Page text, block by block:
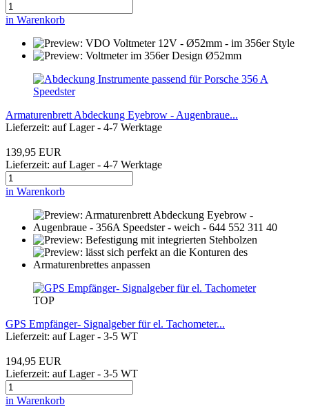
in Warenkorb
Armaturenbrett Abdeckung Eyebrow - Augenbraue...
Lieferzeit: auf Lager - 4-7 Werktage
139,95 EUR
Lieferzeit: auf Lager - 4-7 Werktage
in Warenkorb
TOP
GPS Empfänger- Signalgeber für el. Tachometer...
Lieferzeit: auf Lager - 3-5 WT
194,95 EUR
Lieferzeit: auf Lager - 3-5 WT
in Warenkorb